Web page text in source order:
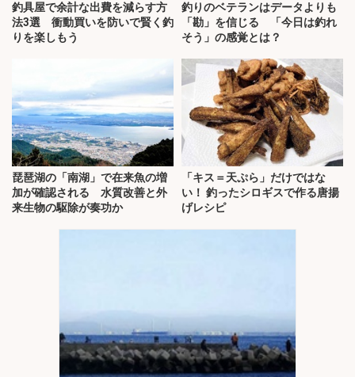
釣具屋で余計な出費を減らす方
法3選 衝動買いを防いで賢く釣
りを楽しもう
釣りのベテランはデータよりも
「勘」を信じる 「今日は釣れ
そう」の感覚とは？
琵琶湖の「南湖」で在来魚の増
加が確認される 水質改善と外
来生物の駆除が奏功か
「キス＝天ぷら」だけではな
い！ 釣ったシロギスで作る唐揚
げレシピ